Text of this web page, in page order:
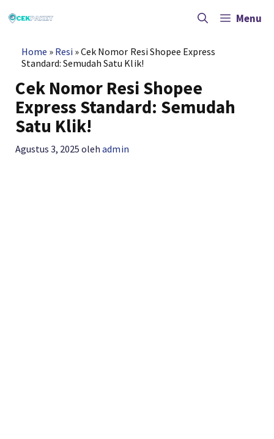
ke
Menu
Home » Resi »Cek Nomor Resi Shopee Express
Standard: Semudah Satu Klik!
Cek Nomor Resi Shopee
Express Standard: Semudah
Satu Klik!
Agustus 3, 2025 olehadmin